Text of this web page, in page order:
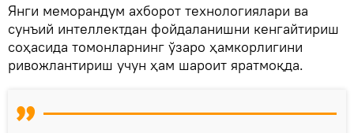
Янги меморандум ахборот технологиялари ва
сунъий интеллектдан фойдаланишни кенгайтириш
соҳасида томонларнинг ўзаро ҳамкорлигини
ривожлантириш учун ҳам шароит яратмоқда.